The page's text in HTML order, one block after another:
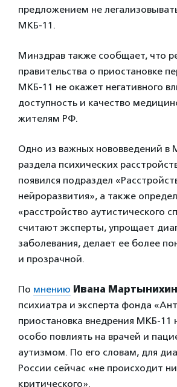
предложением не
МКБ-11.
Минздрав также сообщает, что
правительства о приостановке
МКБ-11 не окажет негативного
доступность и качество
жителям РФ.
Одно из важных нововведений в
раздела психических
появился подраздел
нейроразвития», а также
«расстройство аутистического
считают эксперты, упрощает
заболевания, делает ее более
и прозрачной.
По мнению Ивана
психиатра и эксперта фонда
приостановка внедрения МКБ-11
особо повлиять на врачей и
аутизмом. По его словам, для
России сейчас «не происходит
критического».